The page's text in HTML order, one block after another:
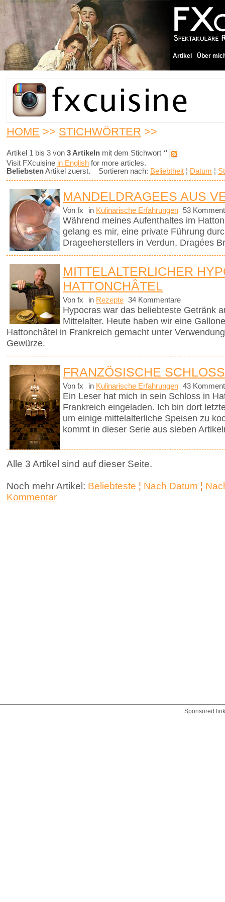
Artikel Über
HOME >> STICHWÖRTER >>
Artikel 1 bis 3 von 3 Artikeln mit dem Stichwort ‘’
Visit FXcuisine in English for more articles.
BeliebstenArtikel zuerst. Sortieren nach: Beliebtheit ¦ Datum ¦
MANDELDRAGEES AUS
Von fx in Kulinarische Erfahrungen 53
Während meines Aufenthaltes im
gelang es mir, eine private Führung
Drageeherstellers in Verdun, Dragées
MITTELALTERLICHER
HATTONCHÂTEL
Von fx in Rezepte 34 Kommentare
Hypocras war das beliebteste Getränk
Mittelalter. Heute haben wir eine
Hattonchâtel in Frankreich gemacht unter
Gewürze.
FRANZÖSISCHE
Von fx in Kulinarische Erfahrungen 43
Ein Leser hat mich in sein Schloss in
Frankreich eingeladen. Ich bin dort
um einige mittelalterliche Speisen zu
kommt in dieser Serie aus sieben
Alle 3 Artikel sind auf dieser Seite.
Noch mehr Artikel: Beliebteste ¦ Nach Datum ¦
Kommentar
Sponsored